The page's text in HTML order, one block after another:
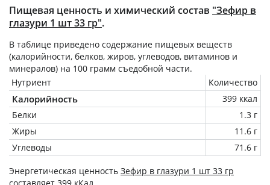
Пищевая ценность и химический состав "Зефир в
глазури 1 шт 33 гр".
В таблице приведено содержание пищевых веществ
(калорийности, белков, жиров, углеводов, витаминов и
минералов) на 100 грамм съедобной части.
Нутриент
Количество
Калорийность
399 ккал
Белки
1.3 г
Жиры
11.6 г
Углеводы
71.6 г
Энергетическая ценность Зефир в глазури 1 шт 33 гр